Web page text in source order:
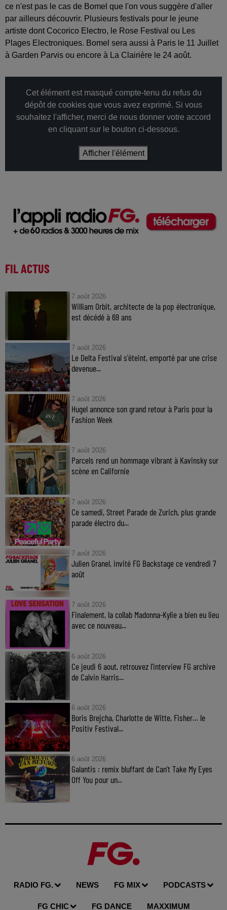
ce n'est pas le cas de Bomel que l'on vous suggère d'aller
par ailleurs découvrir. Plusieurs festivals pour le jeune
artiste dont Cocorico Electro, le Rose Festival ou Les
Plages Electroniques. Bomel sera aussi à Paris le 11 Juillet
à Garden Parvis ou encore à La Clairière le 24 août.
Cet élément est masqué compte-tenu du refus du
dépôt de cookies que vous avez exprimé. Si vous
souhaitez l'afficher, merci de nous donner votre accord
en cliquant sur le bouton ci-dessous.
Afficher l'élément
FIL ACTUS
7 août 2026
William Orbit, architecte de la pop électronique,
est décédé à 69 ans
7 août 2026
Le Delta Festival s'éteint, emporté par une crise
devenue...
7 août 2026
Hugel annonce son grand retour à Paris pour la
Fashion Week
7 août 2026
Parcels rend un hommage vibrant à Kavinsky sur
scène en Californie
7 août 2026
Ce samedi, Street Parade de Zurich, plus grande
parade électro du...
7 août 2026
Julien Granel, invité FG Backstage ce vendredi 7
août
7 août 2026
Finalement, la collab Madonna-Kylie a bien eu lieu
avec ce nouveau...
6 août 2026
Ce jeudi 6 aout, retrouvez l'interview FG archive
de Calvin Harris...
6 août 2026
Boris Brejcha, Charlotte de Witte, Fisher… le
Positiv Festival...
6 août 2026
Galantis : remix bluffant de Can’t Take My Eyes
Off You pour un...
RADIO FG. NEWS FG MIX PODCASTS
FG CHIC FG DANCE MAXXIMUM